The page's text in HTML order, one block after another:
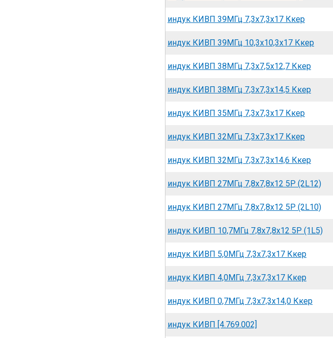
индук КИВП 39МГц 7,3x7,3x17 Ккер
индук КИВП 39МГц 10,3x10,3x17 Ккер
индук КИВП 38МГц 7,3x7,5x12,7 Ккер
индук КИВП 38МГц 7,3x7,3x14,5 Ккер
индук КИВП 35МГц 7,3x7,3x17 Ккер
индук КИВП 32МГц 7,3x7,3x17 Ккер
индук КИВП 32МГц 7,3x7,3x14,6 Ккер
индук КИВП 27МГц 7,8x7,8x12 5P (2L12)
индук КИВП 27МГц 7,8x7,8x12 5P (2L10)
индук КИВП 10,7МГц 7,8x7,8x12 5P (1L5)
индук КИВП 5,0МГц 7,3x7,3x17 Ккер
индук КИВП 4,0МГц 7,3x7,3x17 Ккер
индук КИВП 0,7МГц 7,3x7,3x14,0 Ккер
индук КИВП [4.769.002]